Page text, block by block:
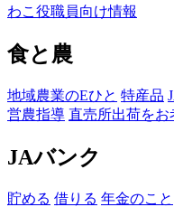
わこ役職員向け情報
食と農
地域農業のEひと 特産品
営農指導 直売所出荷をお
JAバンク
貯める 借りる 年金のこと